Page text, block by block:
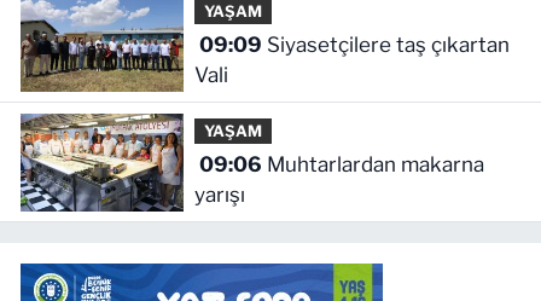
YAŞAM
09:09
Vali
YAŞAM
09:06
yarışı